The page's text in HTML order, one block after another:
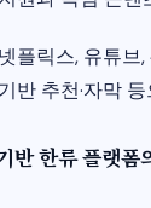
넷플릭스, 유튜브
기반 추천·자막
반 한류 플랫폼